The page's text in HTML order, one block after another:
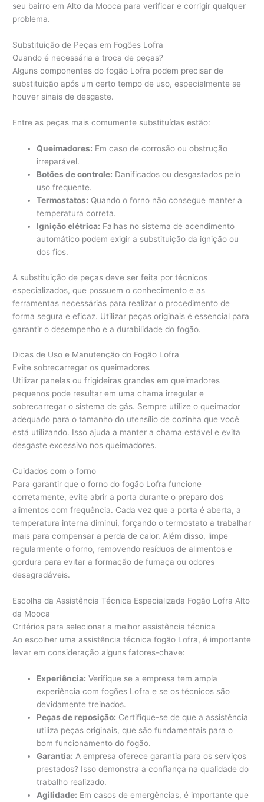
seu bairro em Alto da Mooca para verificar e corrigir qualquer
problema.
Substituição de Peças em Fogões Lofra
Quando é necessária a troca de peças?
Alguns componentes do fogão Lofra podem precisar de
substituição após um certo tempo de uso, especialmente se
houver sinais de desgaste.
Entre as peças mais comumente substituídas estão:
Queimadores: Em caso de corrosão ou obstrução
irreparável.
Botões de controle: Danificados ou desgastados pelo
uso frequente.
Termostatos: Quando o forno não consegue manter a
temperatura correta.
Ignição elétrica: Falhas no sistema de acendimento
automático podem exigir a substituição da ignição ou
dos fios.
A substituição de peças deve ser feita por técnicos
especializados, que possuem o conhecimento e as
ferramentas necessárias para realizar o procedimento de
forma segura e eficaz. Utilizar peças originais é essencial para
garantir o desempenho e a durabilidade do fogão.
Dicas de Uso e Manutenção do Fogão Lofra
Evite sobrecarregar os queimadores
Utilizar panelas ou frigideiras grandes em queimadores
pequenos pode resultar em uma chama irregular e
sobrecarregar o sistema de gás. Sempre utilize o queimador
adequado para o tamanho do utensílio de cozinha que você
está utilizando. Isso ajuda a manter a chama estável e evita
desgaste excessivo nos queimadores.
Cuidados com o forno
Para garantir que o forno do fogão Lofra funcione
corretamente, evite abrir a porta durante o preparo dos
alimentos com frequência. Cada vez que a porta é aberta, a
temperatura interna diminui, forçando o termostato a trabalhar
mais para compensar a perda de calor. Além disso, limpe
regularmente o forno, removendo resíduos de alimentos e
gordura para evitar a formação de fumaça ou odores
desagradáveis.
Escolha da Assistência Técnica Especializada Fogão Lofra Alto
da Mooca
Critérios para selecionar a melhor assistência técnica
Ao escolher uma assistência técnica fogão Lofra, é importante
levar em consideração alguns fatores-chave:
Experiência: Verifique se a empresa tem ampla
experiência com fogões Lofra e se os técnicos são
devidamente treinados.
Peças de reposição: Certifique-se de que a assistência
utiliza peças originais, que são fundamentais para o
bom funcionamento do fogão.
Garantia: A empresa oferece garantia para os serviços
prestados? Isso demonstra a confiança na qualidade do
trabalho realizado.
Agilidade: Em casos de emergências, é importante que